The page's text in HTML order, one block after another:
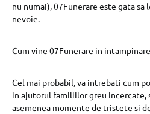
nu numai), 07Funerare este gata sa
nevoie.
Cum vine 07Funerare in
Cel mai probabil, va intrebati cum
in ajutorul familiilor greu incercate,
asemenea momente de tristete si